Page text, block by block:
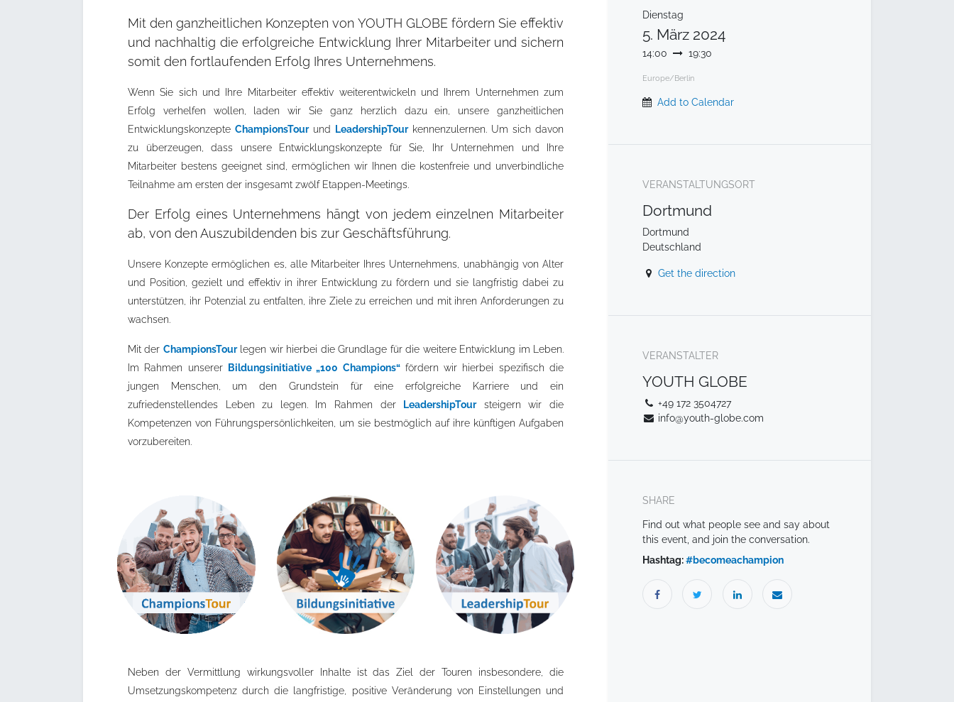
Mit den ganzheitlichen Konzepten von YOUTH GLOBE fördern Sie effektiv
und nachhaltig die erfolgreiche Entwicklung Ihrer Mitarbeiter und sichern
somit den fortlaufenden Erfolg Ihres Unternehmens.
Wenn Sie sich und Ihre Mitarbeiter effektiv weiterentwickeln und Ihrem Unternehmen zum
Erfolg verhelfen wollen, laden wir Sie ganz herzlich dazu ein, unsere ganzheitlichen
Entwicklungskonzepte ChampionsTourund LeadershipTour kennenzulernen. Um sich davon
zu überzeugen, dass unsere Entwicklungskonzepte für Sie, Ihr Unternehmen und Ihre
Mitarbeiter bestens geeignet sind, ermöglichen wir Ihnen die kostenfreie und unverbindliche
Teilnahme am ersten der insgesamt zwölf Etappen-Meetings.
Der Erfolg eines Unternehmens hängt von jedem einzelnen Mitarbeiter
ab, von den Auszubildenden bis zur Geschäftsführung.
Unsere Konzepte ermöglichen es, alle Mitarbeiter Ihres Unternehmens, unabhängig von Alter
und Position, gezielt und effektiv in ihrer Entwicklung zu fördern und sie langfristig dabei zu
unterstützen, ihr Potenzial zu entfalten, ihre Ziele zu erreichen und mit ihren Anforderungen zu
wachsen.
Mit der ChampionsTourlegen wir hierbei die Grundlage für die weitere Entwicklung im Leben.
Im Rahmen unserer
Bildungsinitiative „100 Champions“fördern wir hierbei spezifisch die
jungen Menschen, um den Grundstein für eine erfolgreiche Karriere und ein
zufriedenstellendes Leben zu legen. Im Rahmen der
LeadershipToursteigern wir die
Kompetenzen von Führungspersönlichkeiten, um sie bestmöglich auf ihre künftigen Aufgaben
vorzubereiten.
Neben der Vermittlung wirkungsvoller Inhalte ist das Ziel der Touren insbesondere, die
Umsetzungskompetenz durch die langfristige, positive Veränderung von Einstellungen und
Dienstag
5. März 2024
14:00 19:30
Europe/Berlin
Add to Calendar
VERANSTALTUNGSORT
Dortmund
Dortmund
Deutschland
Get the direction
VERANSTALTER
YOUTH GLOBE
+49 172 3504727
info@youth-globe.com
SHARE
Find out what people see and say about
this event, and join the conversation.
Hashtag:#becomeachampion